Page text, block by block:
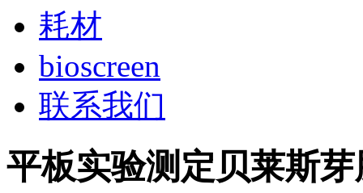
耗材
bioscreen
联系我们
平板实验测定贝莱斯